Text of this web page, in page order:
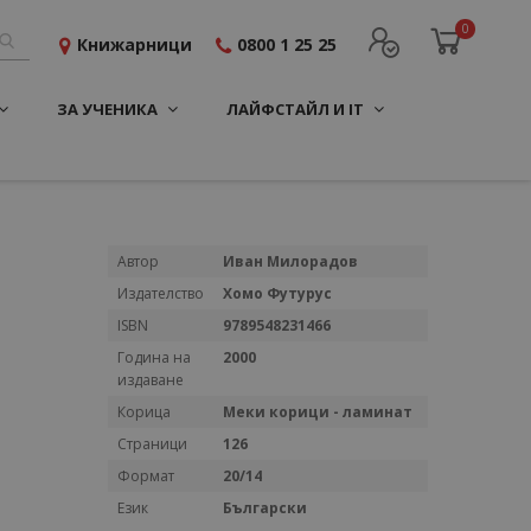
0
Книжарници 0800 1 25 25
ЗА УЧЕНИКА ЛАЙФСТАЙЛ И IT
Повече
Автор
Иван Милорадов
Издателство
Хомо Футурус
ISBN
9789548231466
Година на
издаване
2000
Корица
Меки корици - ламинат
Страници
126
Формат
20/14
Език
Български